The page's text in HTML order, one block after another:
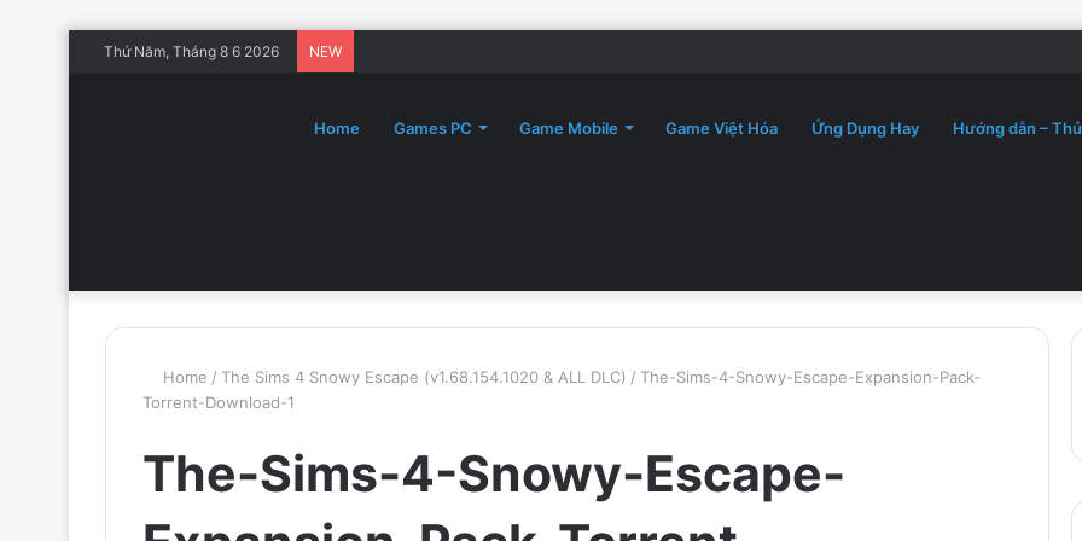
Thứ Năm, Tháng 8 6 2026 NEW
Home Games PC Game Mobile Game Việt Hóa Ứng Dụng Hay Hướng dẫn –
Home / The Sims 4 Snowy Escape (v1.68.154.1020 & ALL DLC) / The-Sims-4-Snowy-Escape-Expansion-Pack-
Torrent-Download-1
The-Sims-4-Snowy-Escape-